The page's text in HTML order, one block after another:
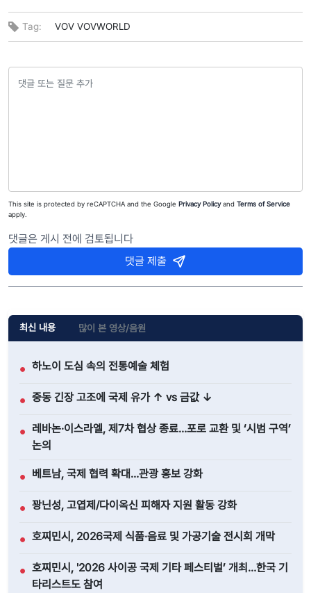
Tag: VOV VOVWORLD
This site is protected by reCAPTCHA and the Google Privacy Policyand Terms of Service
apply.
댓글은 게시 전에 검토됩니다
댓글 제출
최신 내용 많이 본 영상/음원
● 하노이 도심 속의 전통예술 체험
● 중동 긴장 고조에 국제 유가 ↑ vs 금값 ↓
● 레바논·이스라엘, 제7차 협상 종료…포로 교환 및 ‘시범 구역’
논의
● 베트남, 국제 협력 확대…관광 홍보 강화
● 꽝닌성, 고엽제/다이옥신 피해자 지원 활동 강화
● 호찌민시, 2026국제 식품·음료 및 가공기술 전시회 개막
● 호찌민시, '2026 사이공 국제 기타 페스티벌’ 개최…한국 기
타리스트도 참여